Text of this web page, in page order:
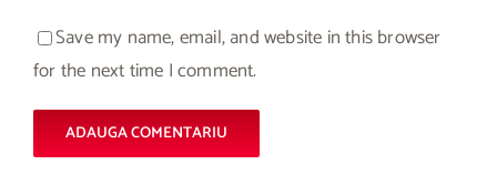
Save my name, email, and website in this browser
for the next time I comment.